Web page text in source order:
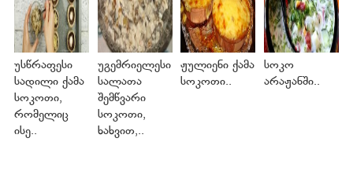
უსწრაფესი
სადილი ქამა
სოკოთი,
რომელიც
ისე..
უგემრიელესი
სალათა
შემწვარი
სოკოთი,
ხახვით,..
ჟულიენი ქამა
სოკოთი..
სოკო
არაჟანში..